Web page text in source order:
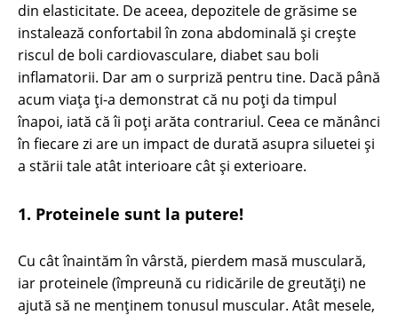
din elasticitate. De aceea, depozitele de grăsime se
instalează confortabil în zona abdominală și crește
riscul de boli cardiovasculare, diabet sau boli
inflamatorii. Dar am o surpriză pentru tine. Dacă până
acum viața ți-a demonstrat că nu poți da timpul
înapoi, iată că îi poți arăta contrariul. Ceea ce mănânci
în fiecare zi are un impact de durată asupra siluetei și
a stării tale atât interioare cât şi exterioare.
1. Proteinele sunt la putere!
Cu cât înaintăm în vârstă, pierdem masă musculară,
iar proteinele (împreună cu ridicările de greutăți) ne
ajută să ne menținem tonusul muscular. Atât mesele,